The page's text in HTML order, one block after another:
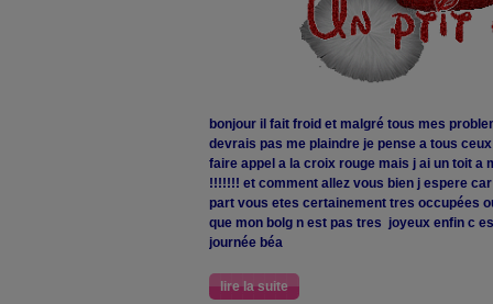
bonjour il fait froid et malgré tous mes
devrais pas me plaindre je pense a tous
faire appel a la croix rouge mais j ai un toit a
!!!!!!! et comment allez vous bien j espere
part vous etes certainement tres occupées
que mon bolg n est pas tres joyeux enfin c
journée béa
lire la suite